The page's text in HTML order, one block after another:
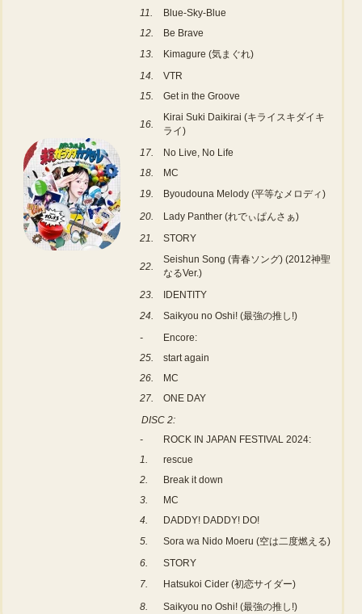
11.
Blue-Sky-Blue
12.
Be Brave
13.
Kimagure (気まぐれ)
14.
VTR
15.
Get in the Groove
16.
Kirai Suki Daikirai (キライスキダイキ
ライ)
17.
No Live, No Life
18.
MC
19.
Byoudouna Melody (平等なメロディ)
20.
Lady Panther (れでぃぱんさぁ)
21.
STORY
22.
Seishun Song (青春ソング) (2012神聖
なるVer.)
23.
IDENTITY
24.
Saikyou no Oshi! (最強の推し!)
-
Encore:
25.
start again
26.
MC
27.
ONE DAY
DISC 2:
-
ROCK IN JAPAN FESTIVAL 2024:
1.
rescue
2.
Break it down
3.
MC
4.
DADDY! DADDY! DO!
5.
Sora wa Nido Moeru (空は二度燃える)
6.
STORY
7.
Hatsukoi Cider (初恋サイダー)
8.
Saikyou no Oshi! (最強の推し!)